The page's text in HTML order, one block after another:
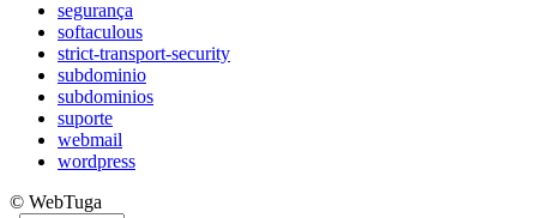
segurança
softaculous
strict-transport-security
subdominio
subdominios
suporte
webmail
wordpress
© WebTuga